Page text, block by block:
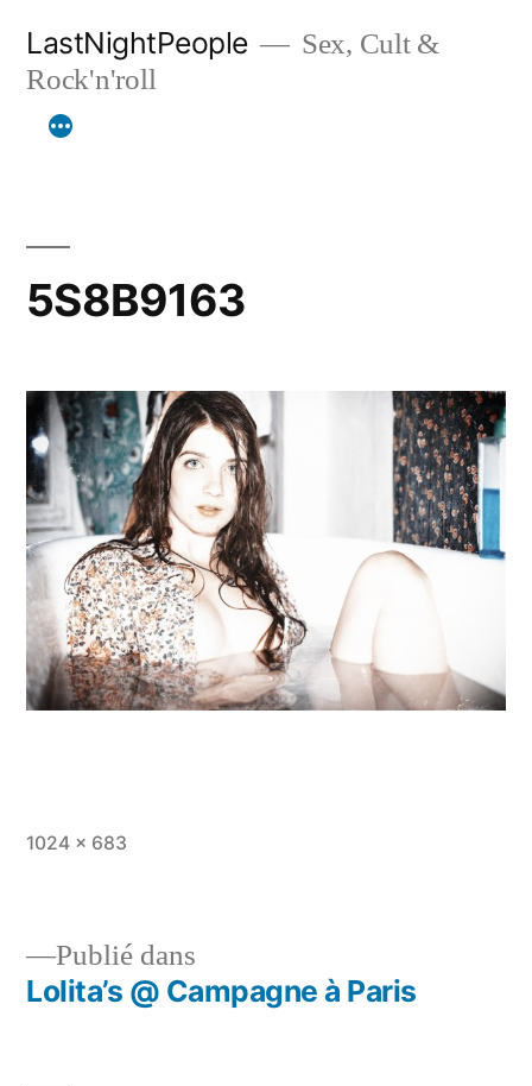
contenu
LastNightPeople
Sex, Cult &
Rock'n'roll
5S8B9163
Taille
1024 × 683
Navigation
Publié dans
Lolita’s @ Campagne à Paris